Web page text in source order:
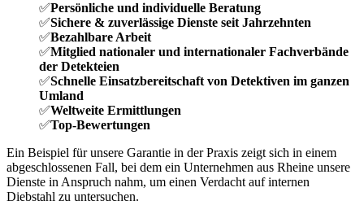
✅Persönliche und individuelle Beratung
✅Sichere & zuverlässige Dienste seit Jahrzehnten
✅Bezahlbare Arbeit
✅Mitglied nationaler und internationaler Fachverbände
der Detekteien
✅Schnelle Einsatzbereitschaft von Detektiven im ganzen
Umland
✅Weltweite Ermittlungen
✅Top-Bewertungen
Ein Beispiel für unsere Garantie in der Praxis zeigt sich in einem
abgeschlossenen Fall, bei dem ein Unternehmen aus Rheine unsere
Dienste in Anspruch nahm, um einen Verdacht auf internen
Diebstahl zu untersuchen.